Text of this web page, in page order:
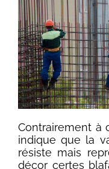
Contrairement à
indique que la
résiste mais
décor certes